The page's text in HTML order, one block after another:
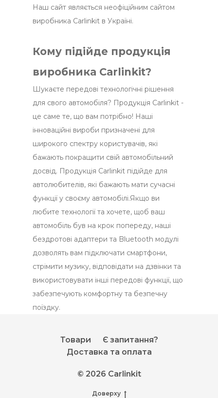
Наш сайт являється неофіційним сайтом
виробника Carlinkit в Україні.
Кому підійде продукція
виробника Carlinkit?
Шукаєте передові технологічні рішення
для свого автомобіля? Продукція Carlinkit -
це саме те, що вам потрібно! Наші
інноваційні вироби призначені для
широкого спектру користувачів, які
бажають покращити свій автомобільний
досвід. Продукція Carlinkit підійде для
автолюбителів, які бажають мати сучасні
функції у своєму автомобілі.Якщо ви
любите технології та хочете, щоб ваш
автомобіль був на крок попереду, наші
бездротові адаптери та Bluetooth модулі
дозволять вам підключати смартфони,
стрімити музику, відповідати на дзвінки та
використовувати інші передові функції, що
забезпечують комфортну та безпечну
поїздку.
Товари
Є запитання?
Доставка та оплата
© 2026 Carlinkit
Доверху